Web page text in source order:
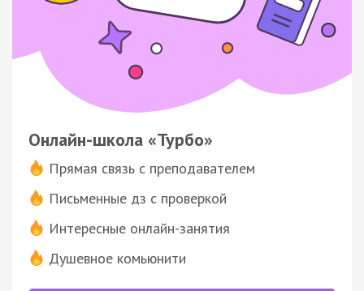
Онлайн-школа «Турбо»
Прямая связь с преподавателем
Письменные дз с проверкой
Интересные онлайн-занятия
Душевное комьюнити